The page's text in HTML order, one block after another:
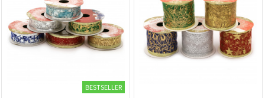
BESTSELLER